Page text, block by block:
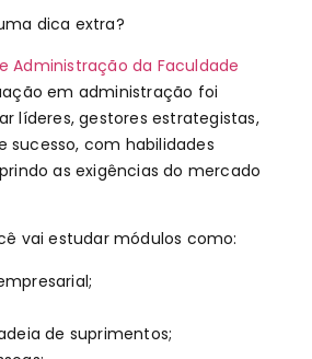
dica extra?
Administração da Faculdade
em administração foi
líderes, gestores estrategistas,
sucesso, com habilidades
as exigências do mercado
vai estudar módulos como:
de suprimentos;